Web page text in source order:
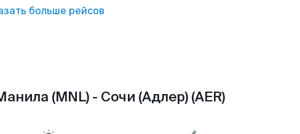
больше рейсов
(MNL) - Сочи (Адлер) (AER)